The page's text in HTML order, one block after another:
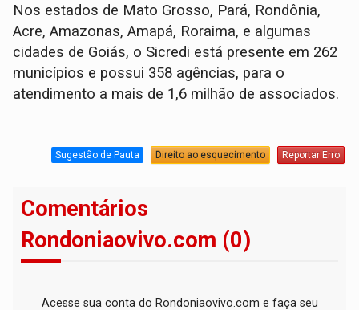
Nos estados de Mato Grosso, Pará, Rondônia,
Acre, Amazonas, Amapá, Roraima, e algumas
cidades de Goiás, o Sicredi está presente em 262
municípios e possui 358 agências, para o
atendimento a mais de 1,6 milhão de associados.
Sugestão de Pauta Direito ao esquecimento Reportar Erro
Comentários
Rondoniaovivo.com (0)
Acesse sua conta do Rondoniaovivo.com e faça seu